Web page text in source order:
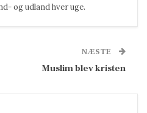
og udland hver uge.
NÆSTE
Muslim blev kristen